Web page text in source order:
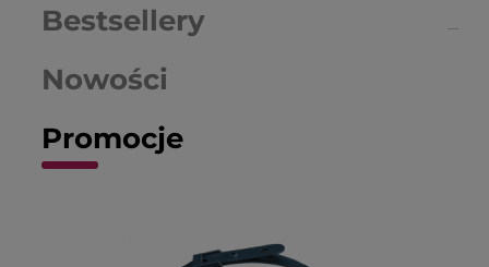
Twojemu feedbackowi możemy jeszcze lepiej
dostosować nasze usługi do potrzeb naszych
Promocje
Nowości
Bestsellery